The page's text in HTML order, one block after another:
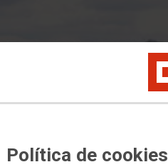
Política de cookies